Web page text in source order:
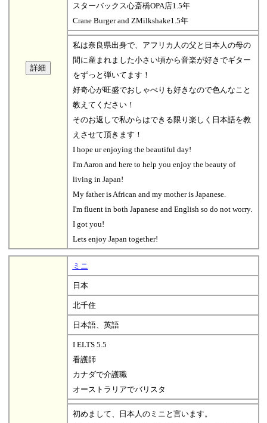
スターバックス心斎橋OPA店1.5年
Crane Burger and ZMilkshake1.5年
私は奈良県出身で、アフリカ人の父と日本人の母の
間に産まれました小さい頃から音楽が好きでギター
をずっと弾いてます！
好奇心が旺盛でおしゃべりも好きなので色んなこと
教えてください！
そのお返しで私からはできる限り楽しく日本語を教
えさせて頂きます！
I hope ur enjoying the beautiful day!
I'm Aaron and here to help you enjoy the beauty of
living in Japan!
My father is African and my mother is Japanese.
I'm fluent in both Japanese and English so do not worry.
I got you!
Lets enjoy Japan together!
ミニ
日本
北千住
日本語、英語
I ELTS 5.5
看護師
カナダで介護職
オーストラリアでバリスタ
初めまして、日本人のミニと言います。